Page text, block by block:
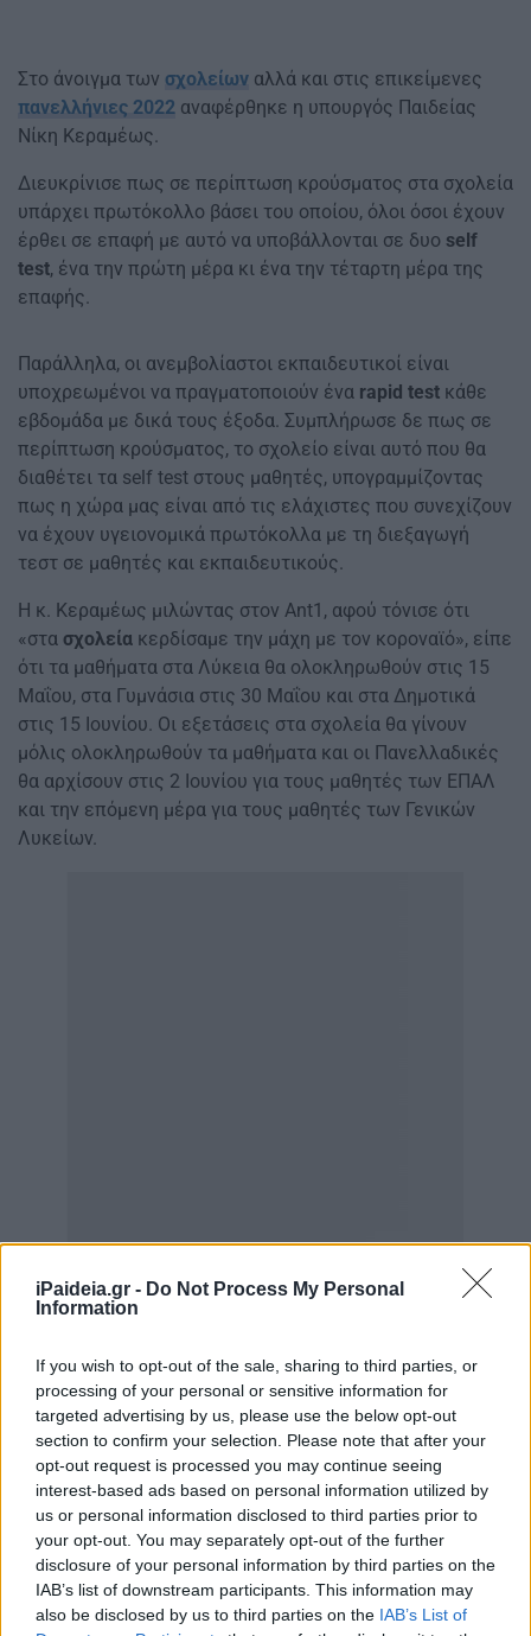
iPaideia.gr - Do Not Process My Personal
Information
If you wish to opt-out of the sale, sharing to third parties, or
processing of your personal or sensitive information for
targeted advertising by us, please use the below opt-out
section to confirm your selection. Please note that after your
opt-out request is processed you may continue seeing
interest-based ads based on personal information utilized by
us or personal information disclosed to third parties prior to
your opt-out. You may separately opt-out of the further
disclosure of your personal information by third parties on the
IAB’s list of downstream participants. This information may
also be disclosed by us to third parties on the IAB’s List of
Στο άνοιγμα των σχολείων αλλά και στις επικείμενες
πανελλήνιες 2022 αναφέρθηκε η υπουργός Παιδείας
Νίκη Κεραμέως.
Διευκρίνισε πως σε περίπτωση κρούσματος στα σχολεία
υπάρχει πρωτόκολλο βάσει του οποίου, όλοι όσοι έχουν
έρθει σε επαφή με αυτό να υποβάλλονται σε δυο self
test, ένα την πρώτη μέρα κι ένα την τέταρτη μέρα της
επαφής.
Παράλληλα, οι ανεμβολίαστοι εκπαιδευτικοί είναι
υποχρεωμένοι να πραγματοποιούν ένα rapid test κάθε
εβδομάδα με δικά τους έξοδα. Συμπλήρωσε δε πως σε
περίπτωση κρούσματος, το σχολείο είναι αυτό που θα
διαθέτει τα self test στους μαθητές, υπογραμμίζοντας
πως η χώρα μας είναι από τις ελάχιστες που συνεχίζουν
να έχουν υγειονομικά πρωτόκολλα με τη διεξαγωγή
τεστ σε μαθητές και εκπαιδευτικούς.
Η κ. Κεραμέως μιλώντας στον Ant1, αφού τόνισε ότι
«στα σχολεία κερδίσαμε την μάχη με τον κοροναϊό», είπε
ότι τα μαθήματα στα Λύκεια θα ολοκληρωθούν στις 15
Μαΐου, στα Γυμνάσια στις 30 Μαΐου και στα Δημοτικά
στις 15 Ιουνίου. Οι εξετάσεις στα σχολεία θα γίνουν
μόλις ολοκληρωθούν τα μαθήματα και οι Πανελλαδικές
θα αρχίσουν στις 2 Ιουνίου για τους μαθητές των ΕΠΑΛ
και την επόμενη μέρα για τους μαθητές των Γενικών
Λυκείων.
Το αν οι διαγωνιζόμενοι στις Πανελλήνιες 2022θα